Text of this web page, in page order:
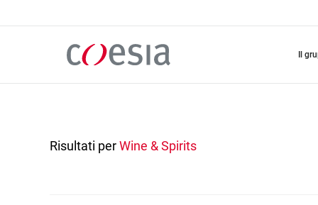
il
Risultati perWine & Spirits